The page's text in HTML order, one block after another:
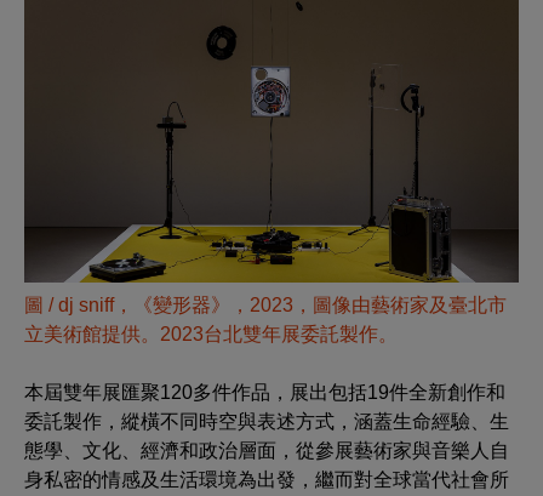
圖 / dj sniff，《變形器》，2023，圖像由藝術家及臺北市
立美術館提供。2023台北雙年展委託製作。
本屆雙年展匯聚120多件作品，展出包括19件全新創作和
委託製作，縱橫不同時空與表述方式，涵蓋生命經驗、生
態學、文化、經濟和政治層面，從參展藝術家與音樂人自
身私密的情感及生活環境為出發，繼而對全球當代社會所